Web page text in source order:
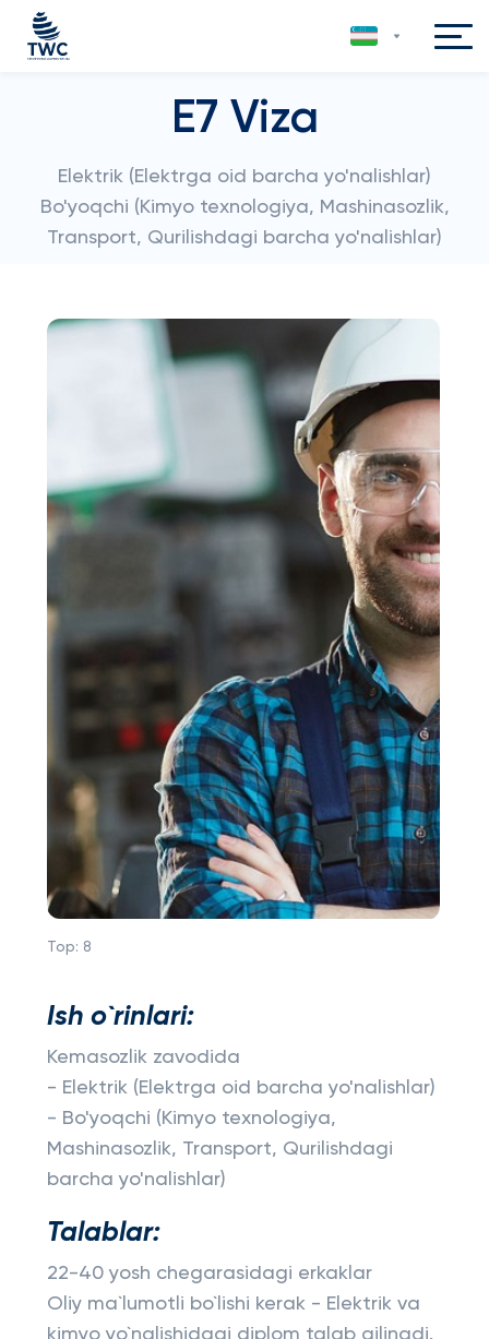
E7 Viza
Elektrik (Elektrga oid barcha yo'nalishlar)
Bo'yoqchi (Kimyo texnologiya, Mashinasozlik,
Transport, Qurilishdagi barcha yo'nalishlar)
Top: 8
Ish o`rinlari:
Kemasozlik zavodida
- Elektrik (Elektrga oid barcha yo'nalishlar)
- Bo'yoqchi (Kimyo texnologiya,
Mashinasozlik, Transport, Qurilishdagi
barcha yo'nalishlar)
Talablar:
22-40 yosh chegarasidagi erkaklar
Oliy ma`lumotli bo`lishi kerak - Elektrik va
kimyo yo`nalishidagi diplom talab qilinadi.